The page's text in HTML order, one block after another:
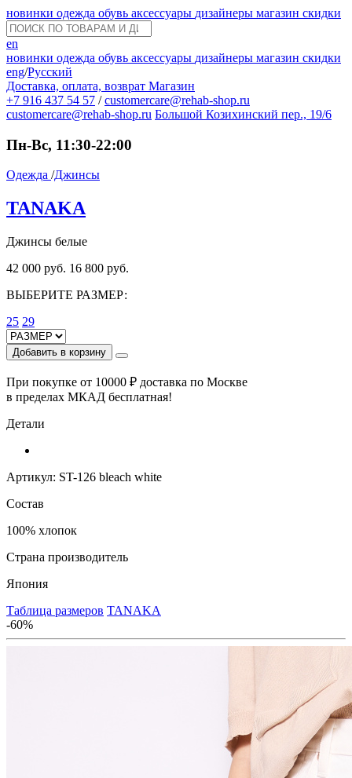
новинки одежда обувь аксессуары дизайнеры магазин скидки
en
новинки одежда обувь аксессуары дизайнеры магазин скидки
eng/Русский
Доставка, оплата, возврат Магазин
+7 916 437 54 57 / customercare@rehab-shop.ru
customercare@rehab-shop.ru Большой Козихинский пер., 19/6
Пн-Вс, 11:30-22:00
Одежда /Джинсы
TANAKA
Джинсы белые
42 000 руб. 16 800 руб.
ВЫБЕРИТЕ РАЗМЕР:
25 29
Добавить в корзину
При покупке от 10000 ₽ доставка по Москве
в пределах МКАД бесплатная!
Детали
Артикул: ST-126 bleach white
Состав
100% хлопок
Страна производитель
Япония
Таблица размеров TANAKA
-60%